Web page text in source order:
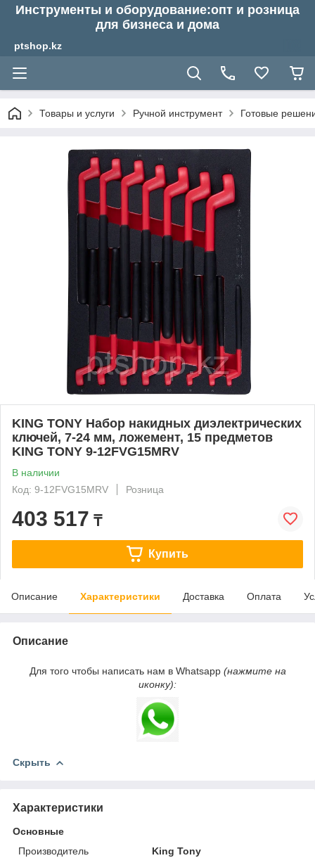
Инструменты и оборудование:опт и розница
для бизнеса и дома
ptshop.kz
Товары и услуги Ручной инструмент Готовые
KING TONY Набор накидных диэлектрических
ключей, 7-24 мм, ложемент, 15 предметов
KING TONY 9-12FVG15MRV
В наличии
Код: 9-12FVG15MRV
Розница
403 517 ₸
Купить
Описание Характеристики Доставка Оплата
Описание
Для того чтобы написать нам в Whatsapp (нажмите на
иконку):
Скрыть
Характеристики
Основные
Производитель
King Tony